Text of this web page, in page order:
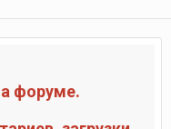
форуме.